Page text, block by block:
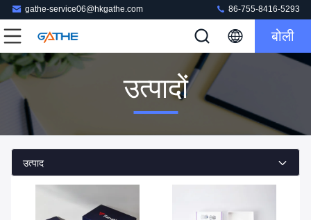
gathe-service06@hkgathe.com 86-755-8416-5293
बोली
उत्पादों
उत्पाद